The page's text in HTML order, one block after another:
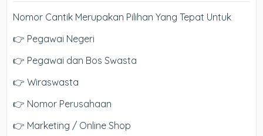
Nomor Cantik Merupakan Pilihan Yang Tepat Untuk
👉 Pegawai Negeri
👉 Pegawai dan Bos Swasta
👉 Wiraswasta
👉 Nomor Perusahaan
👉 Marketing / Online Shop